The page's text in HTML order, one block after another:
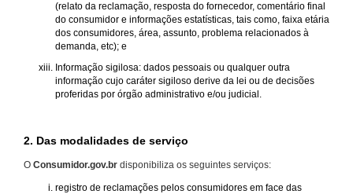
(relato da reclamação, resposta do fornecedor, comentário final
do consumidor e informações estatísticas, tais como, faixa etária
dos consumidores, área, assunto, problema relacionados à
demanda, etc); e
Informação sigilosa: dados pessoais ou qualquer outra
informação cujo caráter sigiloso derive da lei ou de decisões
proferidas por órgão administrativo e/ou judicial.
2. Das modalidades de serviço
O Consumidor.gov.br disponibiliza os seguintes serviços:
registro de reclamações pelos consumidores em face das